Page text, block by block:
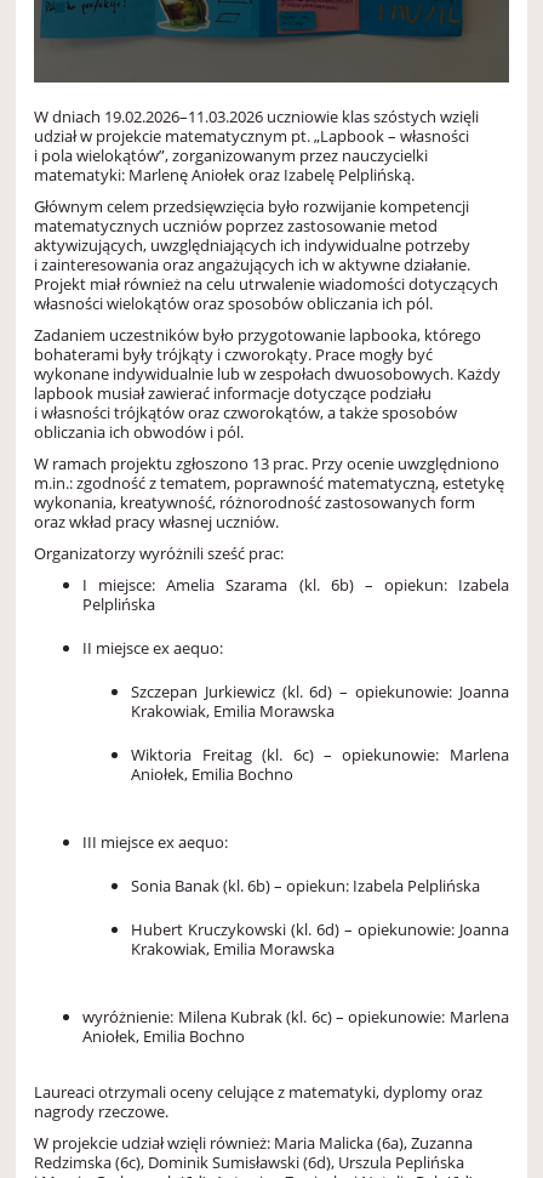
W dniach 19.02.2026–11.03.2026 uczniowie klas szóstych wzięli
udział w projekcie matematycznym pt. „Lapbook – własności
i pola wielokątów”, zorganizowanym przez nauczycielki
matematyki: Marlenę Aniołek oraz Izabelę Pelplińską.
Głównym celem przedsięwzięcia było rozwijanie kompetencji
matematycznych uczniów poprzez zastosowanie metod
aktywizujących, uwzględniających ich indywidualne potrzeby
i zainteresowania oraz angażujących ich w aktywne działanie.
Projekt miał również na celu utrwalenie wiadomości dotyczących
własności wielokątów oraz sposobów obliczania ich pól.
Zadaniem uczestników było przygotowanie lapbooka, którego
bohaterami były trójkąty i czworokąty. Prace mogły być
wykonane indywidualnie lub w zespołach dwuosobowych. Każdy
lapbook musiał zawierać informacje dotyczące podziału
i własności trójkątów oraz czworokątów, a także sposobów
obliczania ich obwodów i pól.
W ramach projektu zgłoszono 13 prac. Przy ocenie uwzględniono
m.in.: zgodność z tematem, poprawność matematyczną, estetykę
wykonania, kreatywność, różnorodność zastosowanych form
oraz wkład pracy własnej uczniów.
Organizatorzy wyróżnili sześć prac:
I miejsce: Amelia Szarama (kl. 6b) – opiekun: Izabela
Pelplińska
II miejsce ex aequo:
Szczepan Jurkiewicz (kl. 6d) – opiekunowie: Joanna
Krakowiak, Emilia Morawska
Wiktoria Freitag (kl. 6c) – opiekunowie: Marlena
Aniołek, Emilia Bochno
III miejsce ex aequo:
Sonia Banak (kl. 6b) – opiekun: Izabela Pelplińska
Hubert Kruczykowski (kl. 6d) – opiekunowie: Joanna
Krakowiak, Emilia Morawska
wyróżnienie: Milena Kubrak (kl. 6c) – opiekunowie: Marlena
Aniołek, Emilia Bochno
Laureaci otrzymali oceny celujące z matematyki, dyplomy oraz
nagrody rzeczowe.
W projekcie udział wzięli również: Maria Malicka (6a), Zuzanna
Redzimska (6c), Dominik Sumisławski (6d), Urszula Peplińska